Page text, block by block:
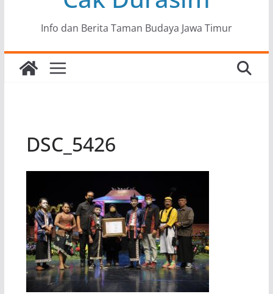
Info dan Berita Taman Budaya Jawa Timur
DSC_5426